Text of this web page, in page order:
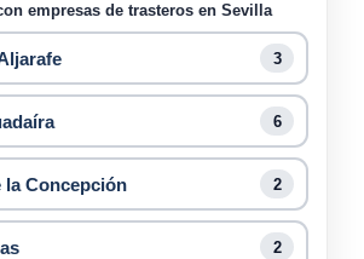
empresas de trasteros en Sevilla
3
6
la Concepción 2
2